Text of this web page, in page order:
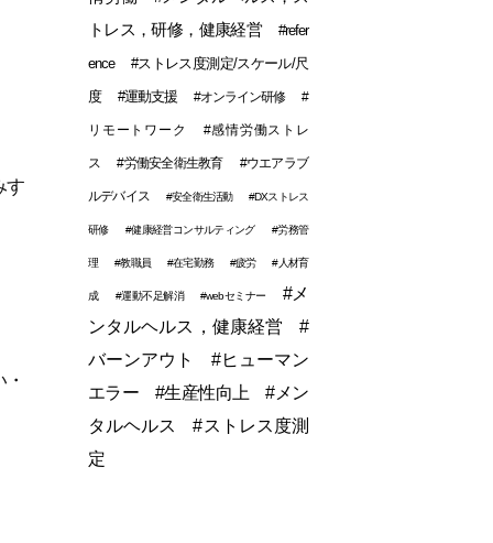
す
トレス，研修，健康経営
#refer
ence
#ストレス度測定/スケール/尺
度
#運動支援 #オンライン研修 #
リモートワーク #感情労働ストレ
ス #労働安全衛生教育 #ウエアラブ
ルデバイス #安全衛生活動 #DXストレス
研修 #健康経営コンサルティング #労務管
理 #教職員 #在宅勤務 #疲労 #人材育
成 #運動不足解消 #webセミナー
#メ
ンタルヘルス，健康経営
#
バーンアウト
#ヒューマン
エラー
#生産性向上
#メン
タルヘルス
#ストレス度測
定